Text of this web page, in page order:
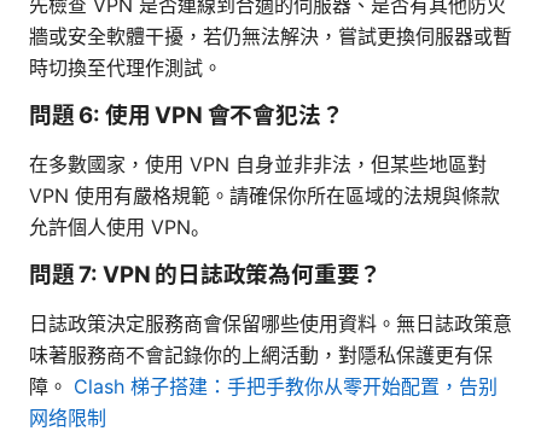
牆或安全軟體干擾，若仍無法解決，嘗試更換伺服器或暫
時切換至代理作測試。
問題 6: 使用 VPN 會不會犯法？
在多數國家，使用 VPN 自身並非非法，但某些地區對
VPN 使用有嚴格規範。請確保你所在區域的法規與條款
允許個人使用 VPN。
問題 7: VPN 的日誌政策為何重要？
日誌政策決定服務商會保留哪些使用資料。無日誌政策意
味著服務商不會記錄你的上網活動，對隱私保護更有保
障。 Clash 梯子搭建：手把手教你从零开始配置，告别
网络限制